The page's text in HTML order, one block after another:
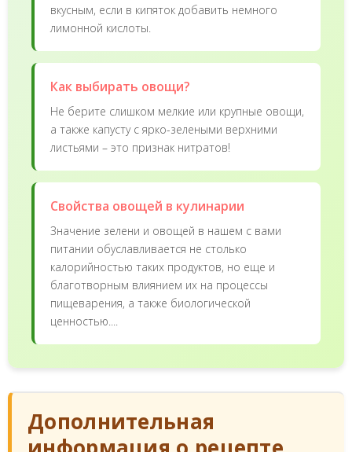
вкусным, если в кипяток добавить немного
лимонной кислоты.
Как выбирать овощи?
Не берите слишком мелкие или крупные овощи,
а также капусту с ярко-зелеными верхними
листьями – это признак нитратов!
Свойства овощей в кулинарии
Значение зелени и овощей в нашем с вами
питании обуславливается не столько
калорийностью таких продуктов, но еще и
благотворным влиянием их на процессы
пищеварения, а также биологической
ценностью....
Дополнительная